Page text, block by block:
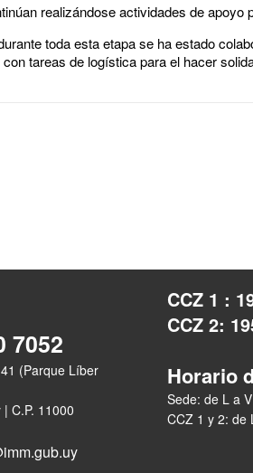
realizándose actividades de apoyo
toda esta etapa se ha estado
tareas de logística para el hacer
7052
(Parque Líber
C.P. 11000
CCZ 1 :
CCZ 2:
Horario
Sede: de L a
CCZ 1 y 2: de